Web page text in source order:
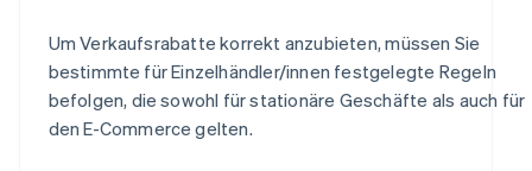
Um Verkaufsrabatte korrekt anzubieten, müssen Sie
bestimmte für Einzelhändler/innen festgelegte Regeln
befolgen, die sowohl für stationäre Geschäfte als auch für
den E-Commerce gelten.